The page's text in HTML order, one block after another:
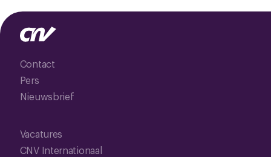
Contact
Pers
Nieuwsbrief
Vacatures
CNV Internationaal